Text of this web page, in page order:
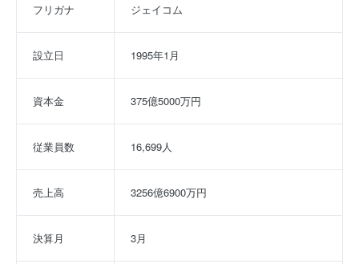
フリガナ ジェイコム
設立日 1995年1月
資本金 375億5000万円
従業員数 16,699人
売上高 3256億6900万円
決算月 3月